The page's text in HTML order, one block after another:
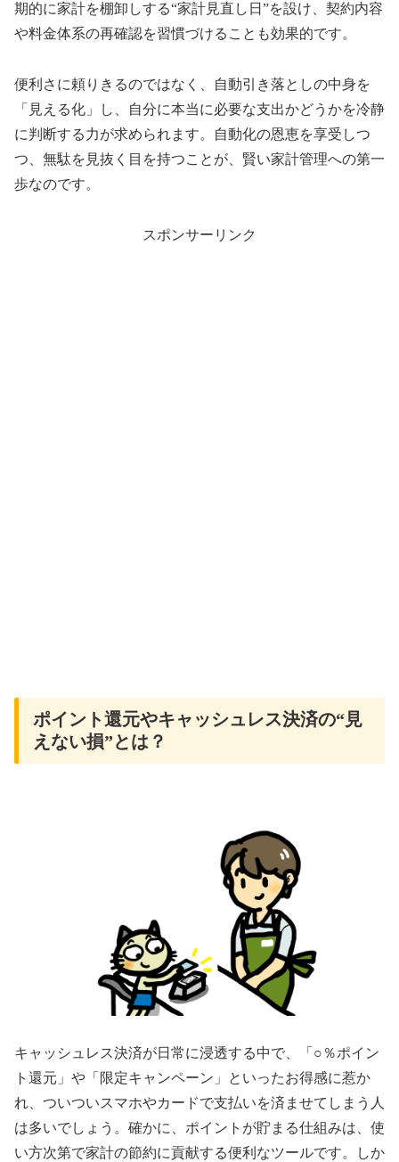
期的に家計を棚卸しする“家計見直し日”を設け、契約内容
や料金体系の再確認を習慣づけることも効果的です。
便利さに頼りきるのではなく、自動引き落としの中身を
「見える化」し、自分に本当に必要な支出かどうかを冷静
に判断する力が求められます。自動化の恩恵を享受しつ
つ、無駄を見抜く目を持つことが、賢い家計管理への第一
歩なのです。
スポンサーリンク
ポイント還元やキャッシュレス決済の“見
えない損”とは？
キャッシュレス決済が日常に浸透する中で、「○％ポイン
ト還元」や「限定キャンペーン」といったお得感に惹か
れ、ついついスマホやカードで支払いを済ませてしまう人
は多いでしょう。確かに、ポイントが貯まる仕組みは、使
い方次第で家計の節約に貢献する便利なツールです。しか